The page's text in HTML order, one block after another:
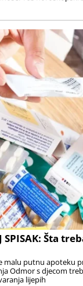
SPISAK: Šta
malu putnu apoteku
Odmor s djecom
lijepih